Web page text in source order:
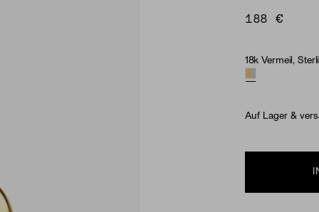
188 €
Material
18k Vermeil,
Auf Lager &